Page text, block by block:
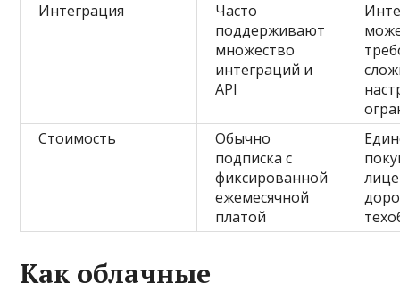
Интеграция
Часто
поддерживают
множество
интеграций и
API
Стоимость
Обычно
подписка с
фиксированной
ежемесячной
платой
Как облачные